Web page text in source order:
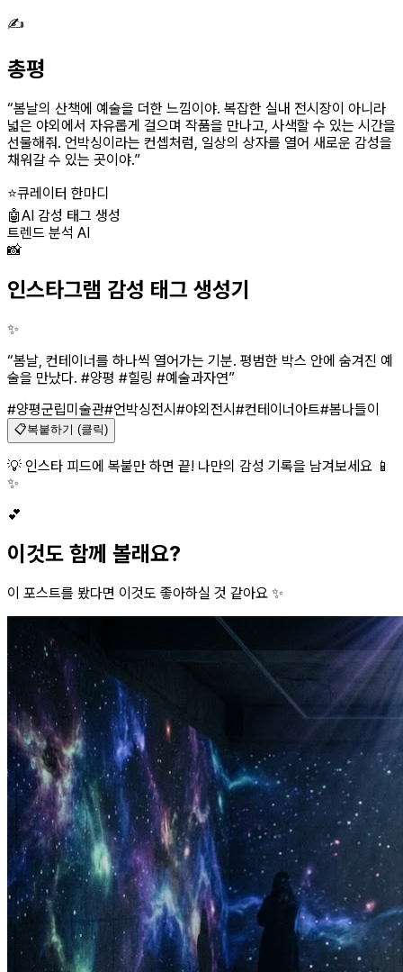
✍️
총평
“봄날의 산책에 예술을 더한 느낌이야. 복잡한 실내 전시장이 아니라
넓은 야외에서 자유롭게 걸으며 작품을 만나고, 사색할 수 있는 시간을
선물해줘. 언박싱이라는 컨셉처럼, 일상의 상자를 열어 새로운 감성을
채워갈 수 있는 곳이야.”
⭐큐레이터 한마디
🤖AI 감성 태그 생성
트렌드 분석 AI
📸
인스타그램 감성 태그 생성기
✨
“봄날, 컨테이너를 하나씩 열어가는 기분. 평범한 박스 안에 숨겨진 예
술을 만났다. #양평 #힐링 #예술과자연”
#양평군립미술관#언박싱전시 #야외전시 #컨테이너아트#봄나들이
📋복붙하기 (클릭)
💡 인스타 피드에 복붙만 하면 끝! 나만의 감성 기록을 남겨보세요 📱
✨
💕
이것도 함께 볼래요?
이 포스트를 봤다면 이것도 좋아하실 것 같아요 ✨